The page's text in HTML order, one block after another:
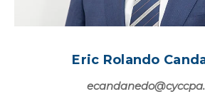
Eric Rolando